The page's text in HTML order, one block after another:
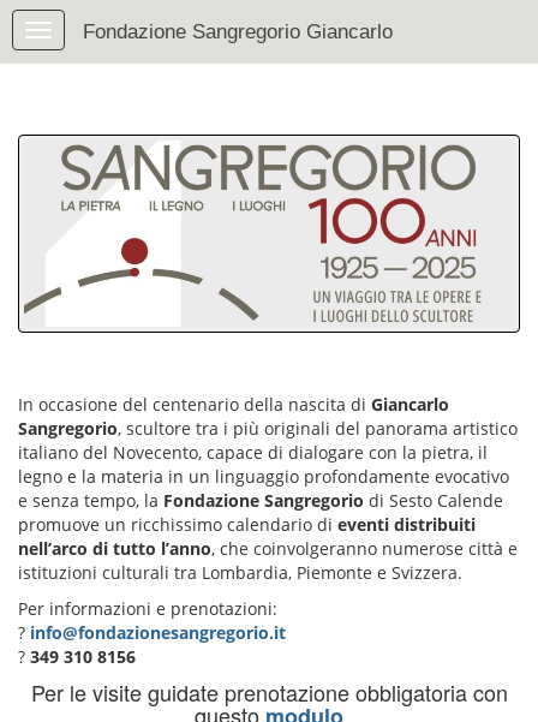
Fondazione Sangregorio Giancarlo
In occasione del centenario della nascita di Giancarlo
Sangregorio, scultore tra i più originali del panorama artistico
italiano del Novecento, capace di dialogare con la pietra, il
legno e la materia in un linguaggio profondamente evocativo
e senza tempo, la Fondazione Sangregorio di Sesto Calende
promuove un ricchissimo calendario di eventi distribuiti
nell’arco di tutto l’anno, che coinvolgeranno numerose città e
istituzioni culturali tra Lombardia, Piemonte e Svizzera.
Per informazioni e prenotazioni:
? info@fondazionesangregorio.it
? 349 310 8156
Per le visite guidate prenotazione obbligatoria con
questo modulo